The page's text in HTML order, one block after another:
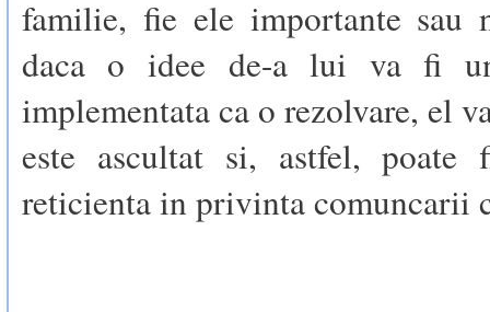
familie, fie ele importante sau
daca o idee de-a lui va fi
implementata ca o rezolvare, el
este ascultat si, astfel, poate
reticienta in privinta comuncarii